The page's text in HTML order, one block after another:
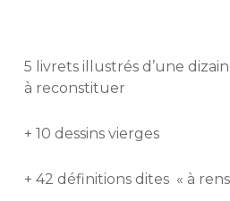
5 livrets illustrés d’une
à reconstituer
+ 10 dessins vierges
+ 42 définitions dites « à